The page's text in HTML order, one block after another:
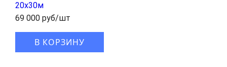
20x30м
69 000 руб/шт
В КОРЗИНУ